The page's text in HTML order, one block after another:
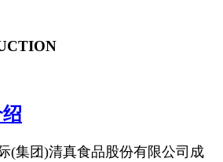
集团)清真食品股份有限公司成